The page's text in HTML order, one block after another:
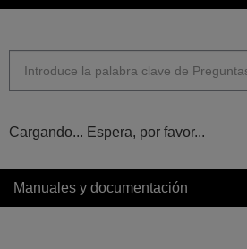
Cargando... Espera, por favor...
Manuales y documentación